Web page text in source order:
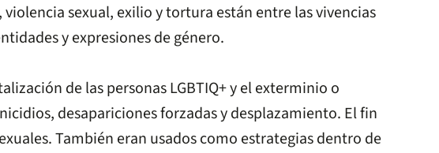
sexual, exilio y tortura están entre las vivencias
y expresiones de género.
de las personas LGBTIQ+ y el exterminio o
desapariciones forzadas y desplazamiento. El fin
También eran usados como estrategias dentro de